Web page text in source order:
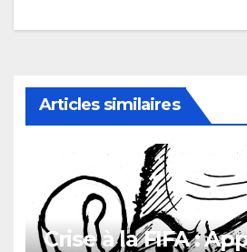
Articles similaires
Crise à la FIFA :